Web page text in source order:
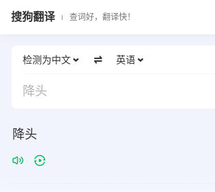
搜狗翻译 查词好，翻译快！
检测为中文 英语
降头
降头